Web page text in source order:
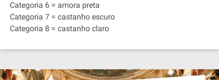
Categoria 6 = amora preta
Categoria 7 = castanho escuro
Categoria 8 = castanho claro